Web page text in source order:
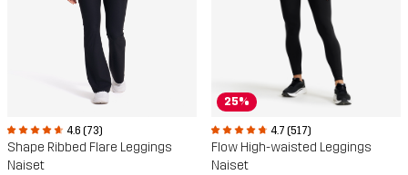
4.6 (73)
Shape Ribbed Flare Leggings
Naiset
25%
4.7 (517)
Flow High-waisted Leggings
Naiset